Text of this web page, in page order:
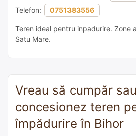
Telefon:
0751383556
Teren ideal pentru inpadurire. Zone
Satu Mare.
Vreau să cumpăr
concesionez teren
împădurire în Bihor